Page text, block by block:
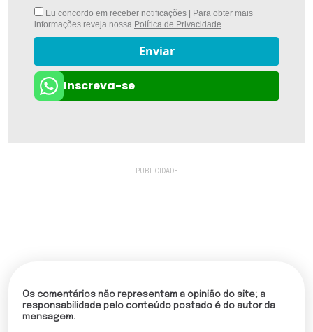
Eu concordo em receber notificações | Para obter mais
informações reveja nossa Política de Privacidade.
Enviar
Inscreva-se
Os comentários não representam a opinião do site; a
responsabilidade pelo conteúdo postado é do autor da
mensagem.